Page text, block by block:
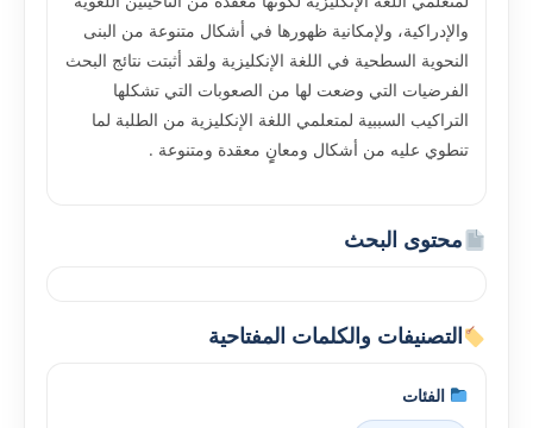
والإدراكية، ولإمكانية ظهورها في أشكال متنوعة من البنى
النحوية السطحية في اللغة الإنكليزية ولقد أثبتت نتائج البحث
الفرضيات التي وضعت لها من الصعوبات التي تشكلها
التراكيب السببية لمتعلمي اللغة الإنكليزية من الطلبة لما
تنطوي عليه من أشكال ومعانٍٍ معقدة ومتنوعة .
محتوى البحث
التصنيفات والكلمات المفتاحية
الفئات